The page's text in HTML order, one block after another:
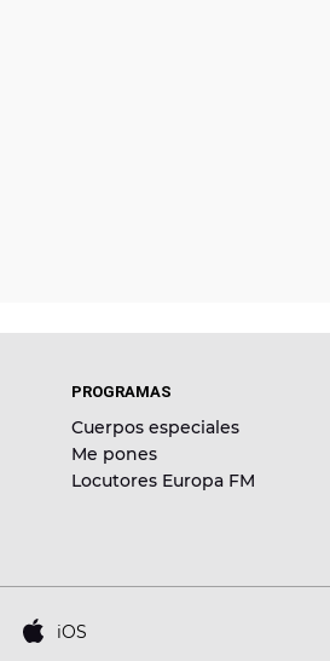
PROGRAMAS
Cuerpos especiales
Me pones
Locutores Europa FM
iOS